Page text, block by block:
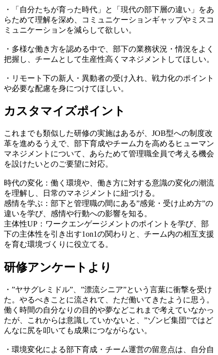
・「自分たちが育った時代」と「現代の部下層の違い」をあ
らためて理解を深め、コミュニケーションギャップやミスコ
ミュニケーションを減らして欲しい。
・多様な働き方を認める中で、部下の業務状況・情況をよく
把握し、チームとして生産性高くマネジメントしてほしい。
・リモート下の新人・異動者の受け入れ、戦力化のポイント
や必要な配慮を身につけてほしい。
カスタマイズポイント
これまでも類似した研修の実施はあるが、JOB型への制度改
革を進めるうえで、部下育成やチーム力を高めるヒューマン
マネジメントについて、あらためて管理職全員で考える機会
を設けたいとのご要望に対応。
時代の変化：働く環境や、働き方に対する意識の変化の潮流
を理解し、日常のマネジメントに紐づける。
感情を学ぶ：部下と管理職の間にある”感覚・受け止め方”の
違いを学び、感情や行動への影響を知る。
主体性UP：ワークエンゲージメントのポイントを学び、部
下の主体性を引き出す1on1の関わりと、チーム内の相互支援
を育む環境づくりに役立てる。
研修アンケートより
・”ヤサグレミドル”、”漂流シニア”という言葉に衝撃を受け
た。やるべきことに流されて、ただ働いてきたように思う。
働く時間の自分なりの目的や夢などこれまで考えていなかっ
たが、これからは意識していかないと、”ゾンビ集団”ではど
んなに尻を叩いても成果につながらない。
・環境変化による部下育成・チーム運営の留意点は、自分自